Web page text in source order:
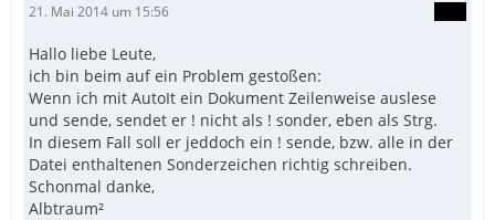
21. Mai 2014 um 15:56
Hallo liebe Leute,
ich bin beim auf ein Problem gestoßen:
Wenn ich mit AutoIt ein Dokument Zeilenweise auslese
und sende, sendet er ! nicht als ! sonder, eben als Strg.
In diesem Fall soll er jeddoch ein ! sende, bzw. alle in der
Datei enthaltenen Sonderzeichen richtig schreiben.
Schonmal danke,
Albtraum²